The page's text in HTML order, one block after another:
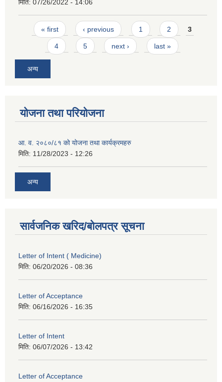
मिति: 07/26/2022 - 14:06
Pages
« first ‹ previous 1 2 3
4 5 next › last »
अन्य
योजना तथा परियोजना
आ. व. २०८०/८१ को योजना तथा कार्यक्रमहरु
मिति: 11/28/2023 - 12:26
अन्य
सार्वजनिक खरिद/बोलपत्र सूचना
Letter of Intent ( Medicine)
मिति: 06/20/2026 - 08:36
Letter of Acceptance
मिति: 06/16/2026 - 16:35
Letter of Intent
मिति: 06/07/2026 - 13:42
Letter of Acceptance